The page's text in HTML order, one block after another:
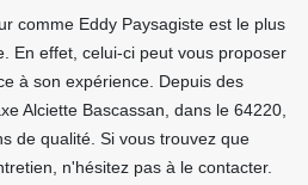
comme Eddy Paysagiste est le plus
En effet, celui-ci peut vous proposer
à son expérience. Depuis des
Alciette Bascassan, dans le 64220,
de qualité. Si vous trouvez que
n'hésitez pas à le contacter.